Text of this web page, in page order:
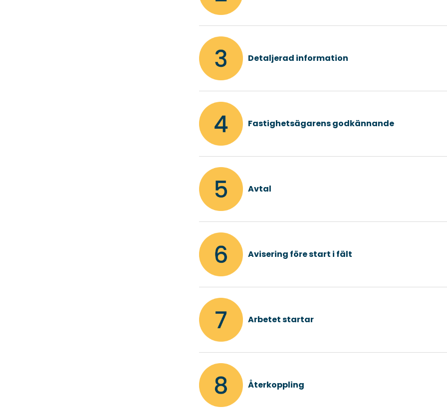
Detaljerad information
Fastighetsägarens godkännande
Avtal
Avisering före start i fält
Arbetet startar
Återkoppling